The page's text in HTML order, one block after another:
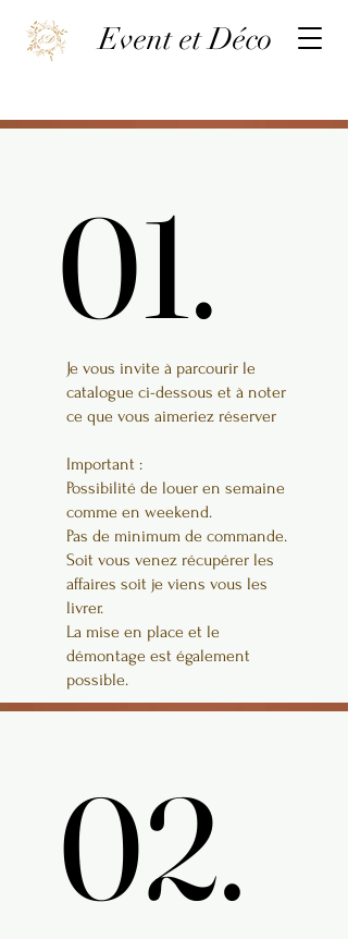
Event et Déco
01.
01.
Je vous invite à parcourir le
catalogue ci-dessous et à noter
ce que vous aimeriez réserver
Important :
Possibilité de louer en semaine
comme en weekend.
Pas de minimum de commande.
Soit vous venez récupérer les
affaires soit je viens vous les
livrer.
La mise en place et le
démontage est également
possible.
02.
02.